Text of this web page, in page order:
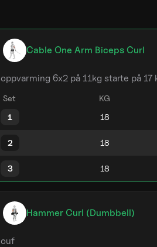
Cable One Arm Biceps Curl
oppvarming 6x2 på 11kg starte på 17
Set KG
1
2
3
Hammer Curl (Dumbbell)
ouf